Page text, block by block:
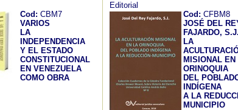
Cod: CBM7
VARIOS
LA
INDEPENDENCIA
Y EL ESTADO
CONSTITUCIONAL
EN VENEZUELA
COMO OBRA
Editorial
Cod: CFBM8
JOSÉ DEL
FAJARDO, S.J.
LA
MISIONAL EN
ORINOQUIA
DEL
INDÍGENA
A LA
MUNICIPIO